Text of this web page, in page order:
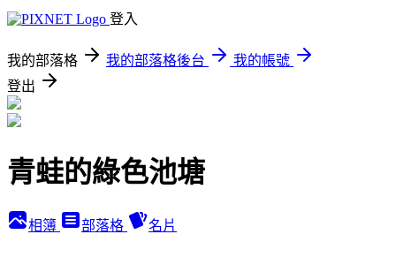
登入
我的部落格 我的部落格後台
我的帳號
登出
青蛙的綠色池塘
相簿 部落格 名片